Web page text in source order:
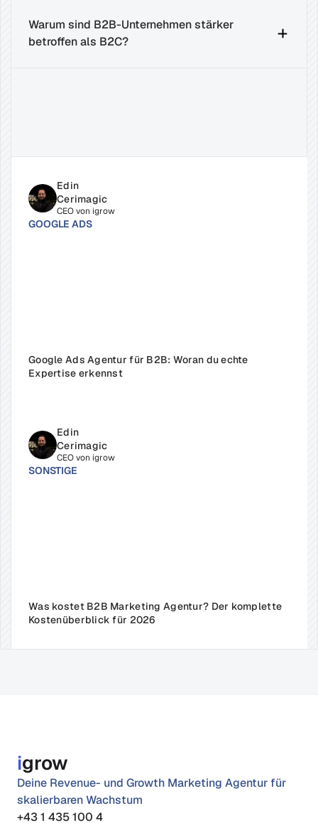
Warum sind B2B-Unternehmen stärker
betroffen als B2C?
Edin
Cerimagic
CEO von igrow
GOOGLE ADS
Google Ads Agentur für B2B: Woran du echte
Expertise erkennst
Edin
Cerimagic
CEO von igrow
SONSTIGE
Was kostet B2B Marketing Agentur? Der komplette
Kostenüberblick für 2026
igrow
Deine Revenue- und Growth Marketing Agentur für
skalierbaren Wachstum
+43 1 435 100 4